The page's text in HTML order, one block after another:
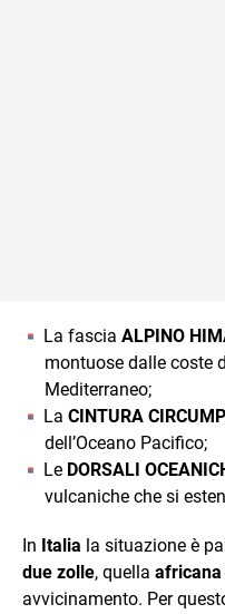
La fascia ALPINO
montuose dalle coste
Mediterraneo;
La CINTURA
dell’Oceano Pacifico;
Le DORSALI
vulcaniche che si
In Italia la situazione è
due zolle, quella africana
avvicinamento. Per